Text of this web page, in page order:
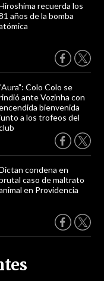
recuerda los
años de la bomba
Colo Colo se
ante Vozinha con
bienvenida
a los trofeos del
condena en
caso de maltrato
en Providencia